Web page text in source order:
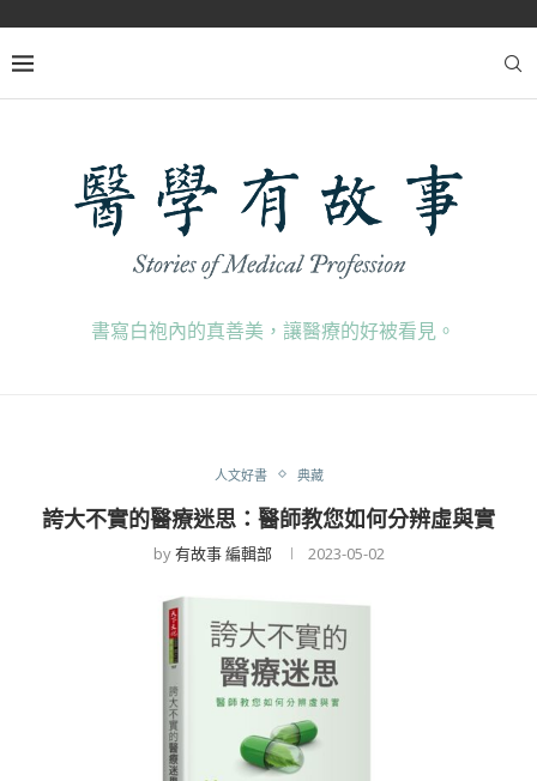
書寫白袍內的真善美，讓醫療的好被看見。
人文好書 典藏
誇大不實的醫療迷思：醫師教您如何分辨虛與實
by有故事 編輯部 2023-05-02